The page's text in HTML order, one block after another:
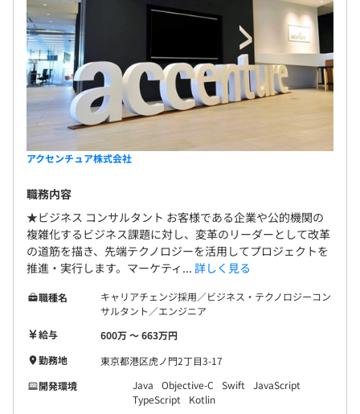
アクセンチュア株式会社
職務内容
★ビジネス コンサルタント お客様である企業や公的機関の
複雑化するビジネス課題に対し、変革のリーダーとして改革
の道筋を描き、先端テクノロジーを活用してプロジェクトを
推進・実行します。マーケティ... 詳しく見る
職種名
キャリアチェンジ採用／ビジネス・テクノロジーコン
サルタント／エンジニア
給与
600万 〜 663万円
勤務地
東京都港区虎ノ門2丁目3-17
開発環境
Java Objective-C Swift
JavaScript
TypeScript
Kotlin